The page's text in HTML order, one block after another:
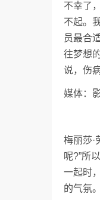
不幸了
不起。
员最合
往梦想
说，伤
媒体：
梅丽莎·
呢?”所
一起时
的气氛。